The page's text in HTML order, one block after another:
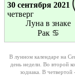
30 сентября 2021
четверг
Луна в знаке
Рак ♋
В лунном календаре на
день недели. Во второй
зодиака. В четвертой